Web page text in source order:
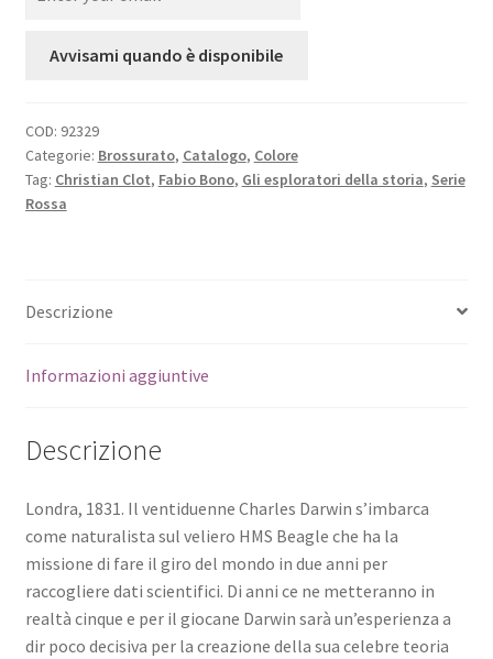
Avvisami quando è disponibile
COD: 92329
Categorie: Brossurato, Catalogo, Colore
Tag: Christian Clot, Fabio Bono, Gli esploratori della storia, Serie
Rossa
Descrizione
Informazioni aggiuntive
Descrizione
Londra, 1831. Il ventiduenne Charles Darwin s’imbarca
come naturalista sul veliero HMS Beagle che ha la
missione di fare il giro del mondo in due anni per
raccogliere dati scientifici. Di anni ce ne metteranno in
realtà cinque e per il giocane Darwin sarà un’esperienza a
dir poco decisiva per la creazione della sua celebre teoria